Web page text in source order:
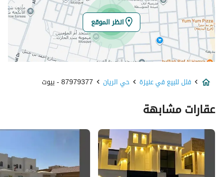
خط الطول
43.96854591133501
تفاصيل العقار
نوع الإعلان
للبيع
استخدام العقار
-
نوع العقار
السعر
1000000
المساحة
493.8
انظر الموقع
فلل للبيع في عنيزة حي الريان 87979377 - بيوت
عقارات مشابهة